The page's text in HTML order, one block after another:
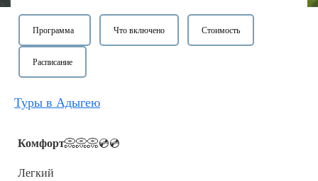
Программа Что включено Стоимость
Расписание
Туры в Адыгею
Комфорт📀📀📀💿💿
Легкий